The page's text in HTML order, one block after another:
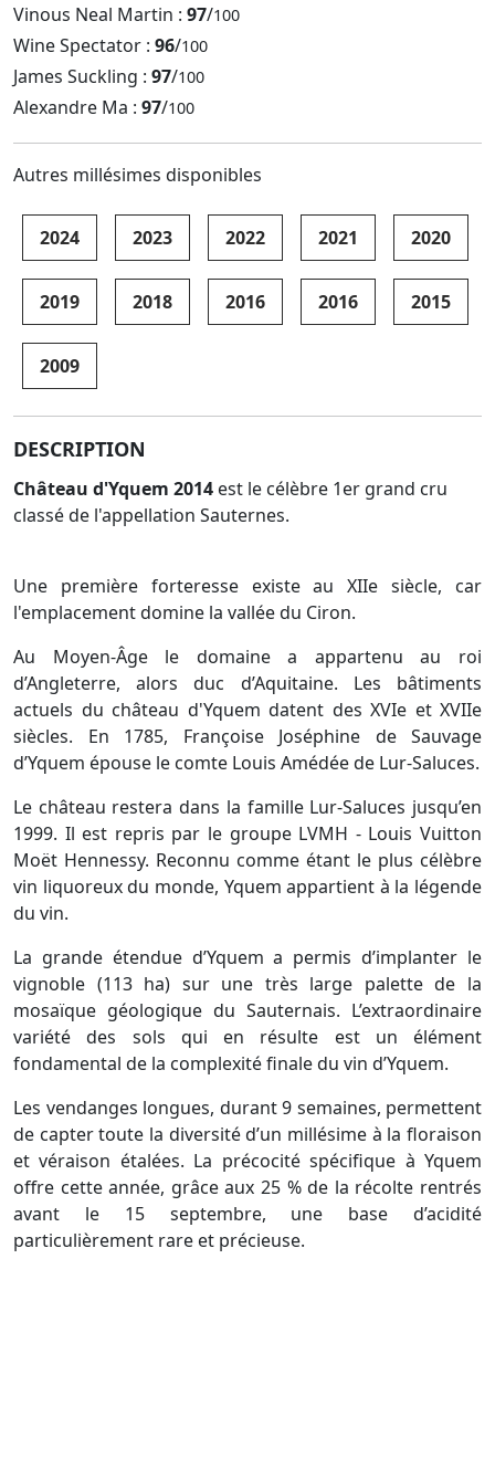
Vinous Neal Martin : 97/100
Wine Spectator : 96/100
James Suckling : 97/100
Alexandre Ma : 97/100
Autres millésimes disponibles
2024 2023 2022 2021 2020
2019 2018 2016 2016 2015
2009
DESCRIPTION
Château d'Yquem 2014 est le célèbre 1er grand cru
classé de l'appellation Sauternes.
Une première forteresse existe au XIIe siècle, car
l'emplacement domine la vallée du Ciron.
Au Moyen-Âge le domaine a appartenu au roi
d’Angleterre, alors duc d’Aquitaine. Les bâtiments
actuels du château d'Yquem datent des XVIe et XVIIe
siècles. En 1785, Françoise Joséphine de Sauvage
d’Yquem épouse le comte Louis Amédée de Lur-Saluces.
Le château restera dans la famille Lur-Saluces jusqu’en
1999. Il est repris par le groupe LVMH - Louis Vuitton
Moët Hennessy. Reconnu comme étant le plus célèbre
vin liquoreux du monde, Yquem appartient à la légende
du vin.
La grande étendue d’Yquem a permis d’implanter le
vignoble (113 ha) sur une très large palette de la
mosaïque géologique du Sauternais. L’extraordinaire
variété des sols qui en résulte est un élément
fondamental de la complexité finale du vin d’Yquem.
Les vendanges longues, durant 9 semaines, permettent
de capter toute la diversité d’un millésime à la floraison
et véraison étalées. La précocité spécifique à Yquem
offre cette année, grâce aux 25 % de la récolte rentrés
avant le 15 septembre, une base d’acidité
particulièrement rare et précieuse.